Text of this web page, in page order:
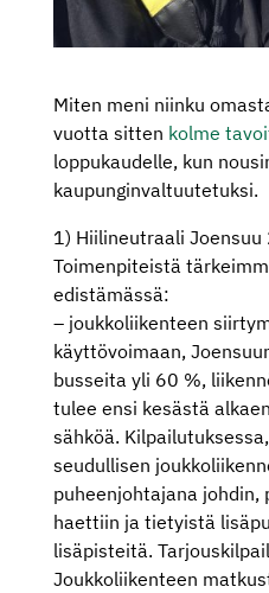
Miten meni niinku
vuotta sitten kolme
loppukaudelle, kun
kaupunginvaltuutetuksi.
1) Hiilineutraali Joensuu
Toimenpiteistä
edistämässä:
– joukkoliikenteen
käyttövoimaan,
busseita yli 60 %,
tulee ensi kesästä
sähköä.
seudullisen
puheenjohtajana
haettiin ja tietyistä
lisäpisteitä.
Joukkoliikenteen